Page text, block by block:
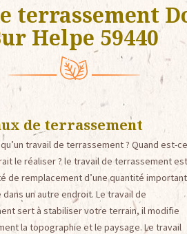
terrassement
Helpe 59440
de terrassement
travail de terrassement ? Quand est-ce
le réaliser ? le travail de terrassement est
de remplacement d’une quantité
un autre endroit. Le travail de
sert à stabiliser votre terrain, il modifie
la topographie et le paysage. Le travail